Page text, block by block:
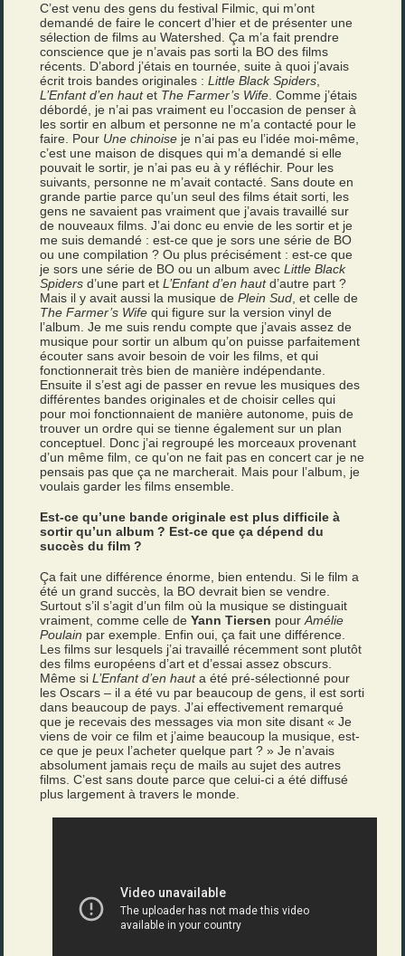
C’est venu des gens du festival Filmic, qui m’ont
demandé de faire le concert d’hier et de présenter une
sélection de films au Watershed. Ça m’a fait prendre
conscience que je n’avais pas sorti la BO des films
récents. D’abord j’étais en tournée, suite à quoi j’avais
écrit trois bandes originales :Little Black Spiders,
L’Enfant d’en hautet The Farmer’s Wife. Comme j’étais
débordé, je n’ai pas vraiment eu l’occasion de penser à
les sortir en album et personne ne m’a contacté pour le
faire. Pour Une chinoise je n’ai pas eu l’idée moi-même,
c’est une maison de disques qui m’a demandé si elle
pouvait le sortir, je n’ai pas eu à y réfléchir. Pour les
suivants, personne ne m’avait contacté. Sans doute en
grande partie parce qu’un seul des films était sorti, les
gens ne savaient pas vraiment que j’avais travaillé sur
de nouveaux films. J’ai donc eu envie de les sortir et je
me suis demandé : est-ce que je sors une série de BO
ou une compilation ? Ou plus précisément : est-ce que
je sors une série de BO ou un album avecLittle Black
Spiders d’une part etL’Enfant d’en hautd’autre part ?
Mais il y avait aussi la musique dePlein Sud, et celle de
The Farmer’s Wife qui figure sur la version vinyl de
l’album. Je me suis rendu compte que j’avais assez de
musique pour sortir un album qu’on puisse parfaitement
écouter sans avoir besoin de voir les films, et qui
fonctionnerait très bien de manière indépendante.
Ensuite il s’est agi de passer en revue les musiques des
différentes bandes originales et de choisir celles qui
pour moi fonctionnaient de manière autonome, puis de
trouver un ordre qui se tienne également sur un plan
conceptuel. Donc j’ai regroupé les morceaux provenant
d’un même film, ce qu’on ne fait pas en concert car je ne
pensais pas que ça ne marcherait. Mais pour l’album, je
voulais garder les films ensemble.
Est-ce qu’une bande originale est plus difficile à
sortir qu’un album ? Est-ce que ça dépend du
succès du film ?
Ça fait une différence énorme, bien entendu. Si le film a
été un grand succès, la BO devrait bien se vendre.
Surtout s’il s’agit d’un film où la musique se distinguait
vraiment, comme celle deYann Tiersen pourAmélie
Poulain par exemple. Enfin oui, ça fait une différence.
Les films sur lesquels j’ai travaillé récemment sont plutôt
des films européens d’art et d’essai assez obscurs.
Même siL’Enfant d’en hauta été pré-sélectionné pour
les Oscars – il a été vu par beaucoup de gens, il est sorti
dans beaucoup de pays. J’ai effectivement remarqué
que je recevais des messages via mon site disant « Je
viens de voir ce film et j’aime beaucoup la musique, est-
ce que je peux l’acheter quelque part ? » Je n’avais
absolument jamais reçu de mails au sujet des autres
films. C’est sans doute parce que celui-ci a été diffusé
plus largement à travers le monde.